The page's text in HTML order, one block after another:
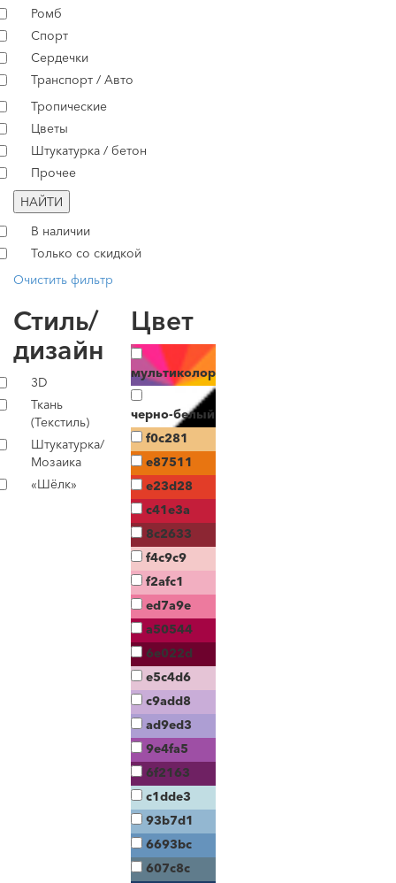
Ромб
Спорт
Сердечки
Транспорт / Авто
Тропические
Цветы
Штукатурка / бетон
Прочее
НАЙТИ
В наличии
Только со скидкой
Очистить фильтр
Стиль/
дизайн
3D
Ткань
(Текстиль)
Штукатурка/
Мозаика
«Шёлк»
Цвет
мультиколор
черно-белый
f0c281
e87511
e23d28
c41e3a
8c2633
f4c9c9
f2afc1
ed7a9e
a50544
6e022d
e5c4d6
c9add8
ad9ed3
9e4fa5
6f2163
c1dde3
93b7d1
6693bc
607c8c